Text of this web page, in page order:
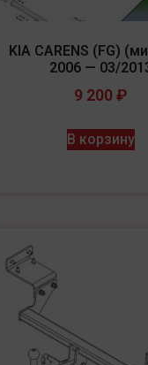
KIA CARENS (FG)
2006 — 03/
9 200 ₽
В корзину